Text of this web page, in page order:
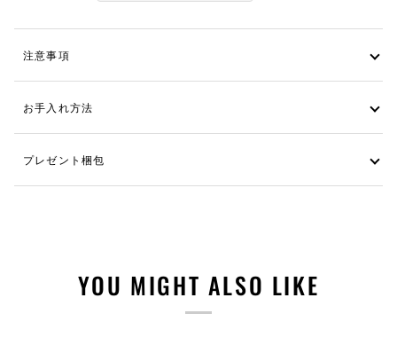
注意事項
お手入れ方法
プレゼント梱包
YOU MIGHT ALSO LIKE